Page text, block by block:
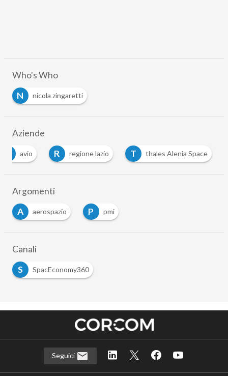
Who's Who
N
nicola zingaretti
Aziende
avio R regione lazio T thales Alenia Space
Argomenti
A
aerospazio P pmi
Canali
S
SpacEconomy360
Seguici